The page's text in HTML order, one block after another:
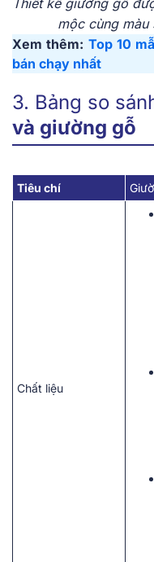
Thiết kế giường gỗ
mộc cùng màu
Xem thêm: Top 10
bán chạy nhất
3. Bảng so
và giường gỗ
Tiêu chí
Chất liệu